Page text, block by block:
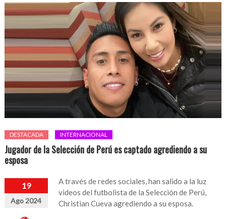
DESTACADA INTERNACIONAL
Jugador de la Selección de Perú es captado agrediendo a su
esposa
19
Ago 2024
A través de redes sociales, han salido a la luz
videos del futbolista de la Selección de Perú,
Christian Cueva agrediendo a su esposa.